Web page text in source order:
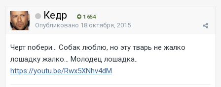
Кедр 1 654
Опубликовано 18 октября, 2015
Черт побери... Собак люблю, но эту тварь не жалко
лошадку жалко... Молодец лошадка..
https://youtu.be/Rwx5XNhv4dM